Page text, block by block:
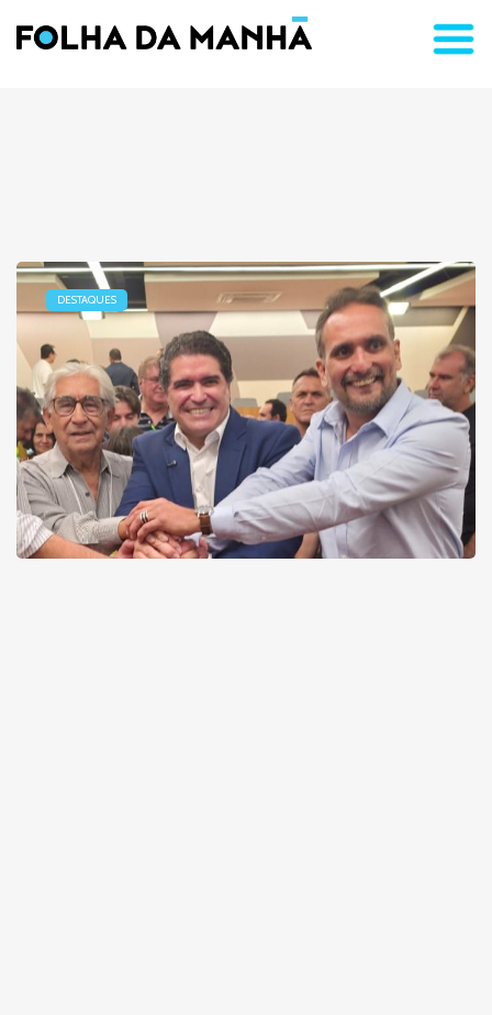
DESTAQUES